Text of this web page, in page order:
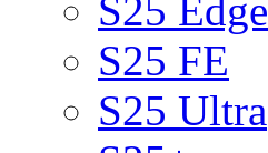
S25 Edge
S25 FE
S25 Ultra